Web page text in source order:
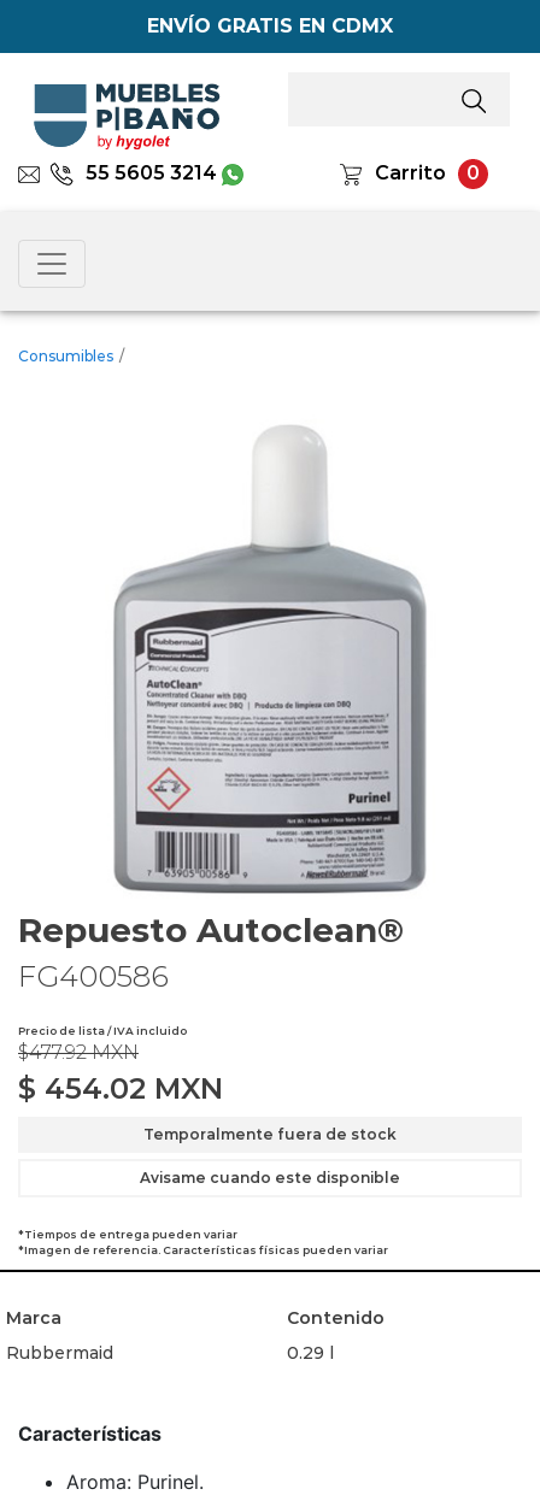
ENVÍO GRATIS EN CDMX
55 5605 3214 Carrito 0
Consumibles /
Repuesto Autoclean®
FG400586
Precio de lista / IVA incluido
$477.92 MXN
$ 454.02 MXN
Temporalmente fuera de stock
Avisame cuando este disponible
*Tiempos de entrega pueden variar
*Imagen de referencia. Características físicas pueden variar
Marca
Contenido
Rubbermaid
0.29 l
Características
Aroma: Purinel.